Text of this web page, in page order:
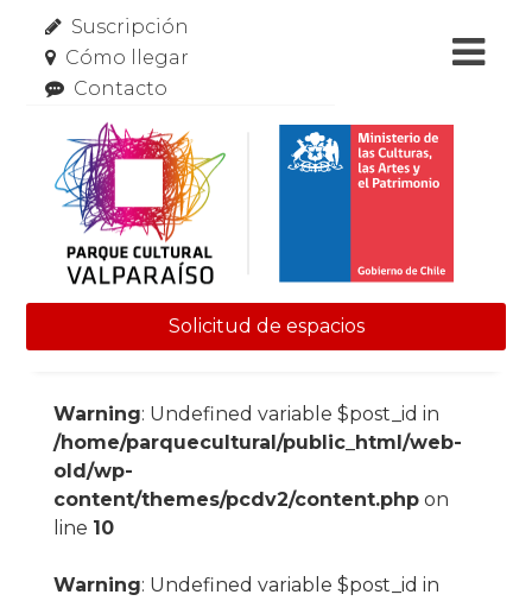
Suscripción
Cómo llegar
Contacto
Solicitud de espacios
Warning: Undefined variable $post_id in
/home/parquecultural/public_html/web-
old/wp-
content/themes/pcdv2/content.phpon
line 10
Warning: Undefined variable $post_id in